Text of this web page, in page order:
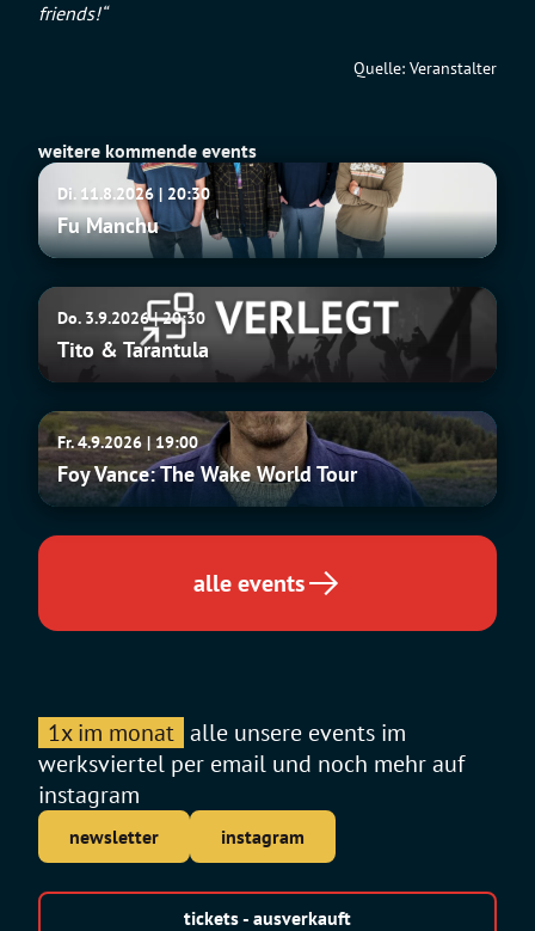
friends!“
Quelle: Veranstalter
weitere kommende events
Fu
Manchu
Di. 11.8.2026 | 20:30
Fu Manchu
Tito
Tarantula
Do. 3.9.2026 | 20:30
Tito & Tarantula
Foy
Vance:
The
Wake
World
Fr. 4.9.2026 | 19:00
Foy Vance: The Wake World Tour
alle events
1x im monat alle unsere events im
werksviertel per email und noch mehr auf
instagram
newsletter instagram
tickets - ausverkauft